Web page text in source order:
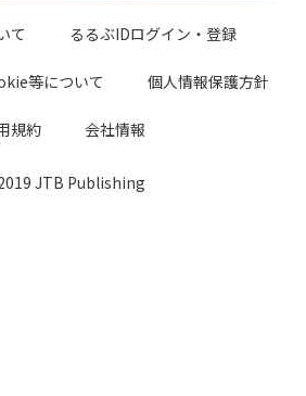
て るるぶIDログイン・登録
等について 個人情報保護方針
規約 会社情報
JTB Publishing